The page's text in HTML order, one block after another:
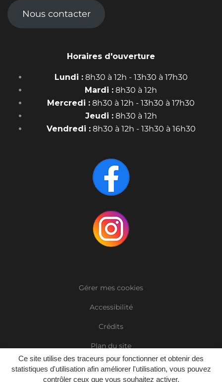
Ce site utilise des traceurs pour fonctionner et obtenir des
statistiques d'utilisation afin améliorer l'utilisation, vous pouvez
contrôler ceux que vous souhaitez activer.
Nous contacter
Horaires d'ouverture
Lundi :8h30 à 12h - 13h30 à 17h30
Mardi : 8h30 à 12h
Mercredi : 8h30 à 12h - 13h30 à 17h30
Jeudi :8h30 à 12h
Vendredi :8h30 à 12h - 13h30 à 16h30
Gérer mes cookies
Accessibilité
Crédits
Plan du site
Mentions Légales